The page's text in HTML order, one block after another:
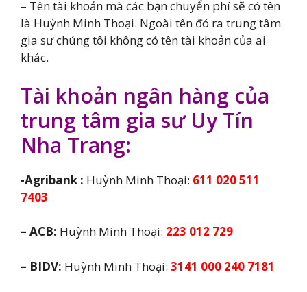
– Tên tài khoản mà các bạn chuyển phí sẽ có tên
là Huỳnh Minh Thoại. Ngoài tên đó ra trung tâm
gia sư chúng tôi không có tên tài khoản của ai
khác.
Tài khoản ngân hàng của
trung tâm gia sư Uy Tín
Nha Trang:
-Agribank : Huỳnh Minh Thoại: 611 020 511
7403
– ACB: Huỳnh Minh Thoại: 223 012 729
– BIDV: Huỳnh Minh Thoại: 3141 000 240 7181